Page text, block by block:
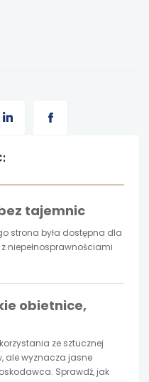
uwaga,
się
w
karcie
uwaga,
się
w
karcie
tajemnic
strona była dostępna dla
niepełnosprawnościami
obietnice,
ze sztucznej
ale wyznacza jasne
Sprawdź, jak